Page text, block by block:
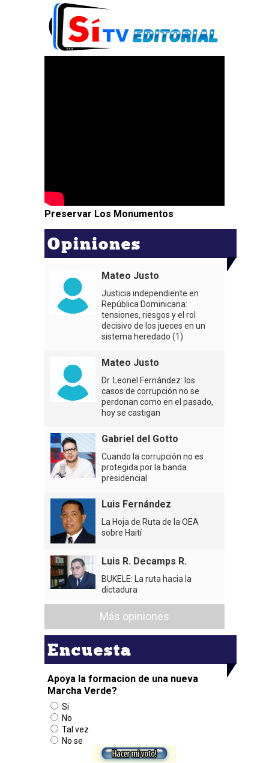
Preservar Los Monumentos
Opiniones
Mateo Justo
Justicia independiente en
República Dominicana:
tensiones, riesgos y el rol
decisivo de los jueces en un
sistema heredado (1)
Mateo Justo
Dr. Leonel Fernández: los
casos de corrupción no se
perdonan como en el pasado,
hoy se castigan
Gabriel del Gotto
Cuando la corrupción no es
protegida por la banda
presidencial
Luis Fernández
La Hoja de Ruta de la OEA
sobre Haití
Luis R. Decamps R.
BUKELE: La ruta hacia la
dictadura
Más opiniones
Encuesta
Apoya la formacion de una nueva
Marcha Verde?
Si
No
Tal vez
No se